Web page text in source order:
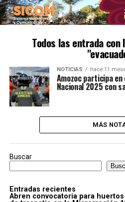
Todos las entrada
NOTICIAS hace 11
Amozoc participa
Nacional 2025 con
MÁS
Buscar
Entradas recientes
Abren convocatoria para